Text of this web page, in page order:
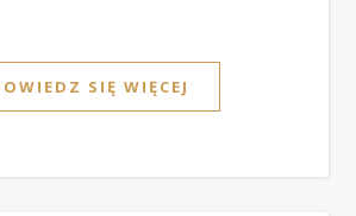
SIĘ WIĘCEJ